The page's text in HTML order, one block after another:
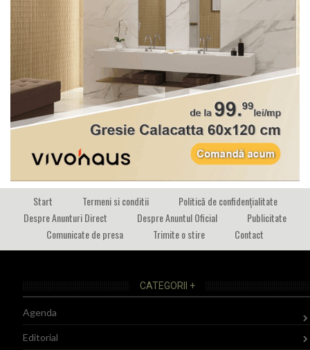
Start Termeni si conditii
Politică de confidențialitate
Despre Anunturi Direct
Despre Anuntul Oficial
Publicitate
Comunicate de presa
Trimite o stire Contact
CATEGORII +
Agenda
Editorial